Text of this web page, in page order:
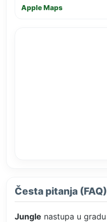
Apple Maps
Česta pitanja (FAQ)
Jungle nastupa u gradu